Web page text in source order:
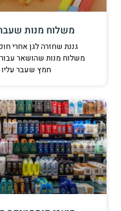
משלוח מנות
גננת שחזרה לגן אחרי
משלוח מנות שהושאר
חמץ שעבר